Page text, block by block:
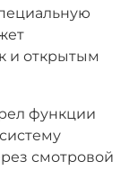
и открытым
функции
смотровой